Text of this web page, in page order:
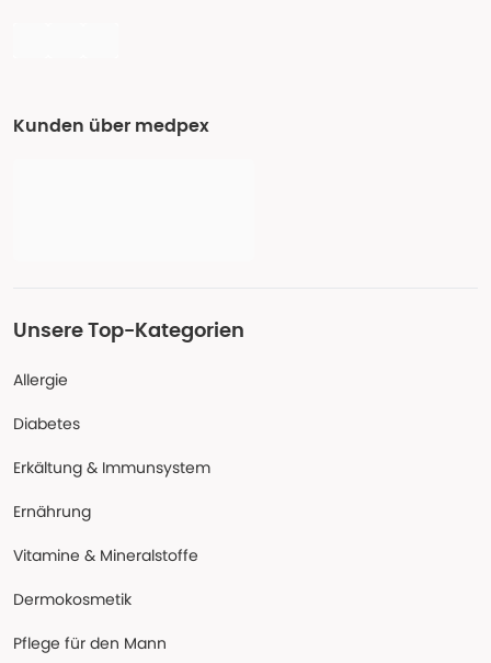
Kunden über medpex
Unsere Top-Kategorien
Allergie
Diabetes
Erkältung & Immunsystem
Ernährung
Vitamine & Mineralstoffe
Dermokosmetik
Pflege für den Mann